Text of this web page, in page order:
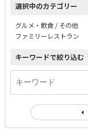
選択中のカテゴリー
グルメ・飲食 / その他
ファミリーレストラン
キーワードで絞り込む